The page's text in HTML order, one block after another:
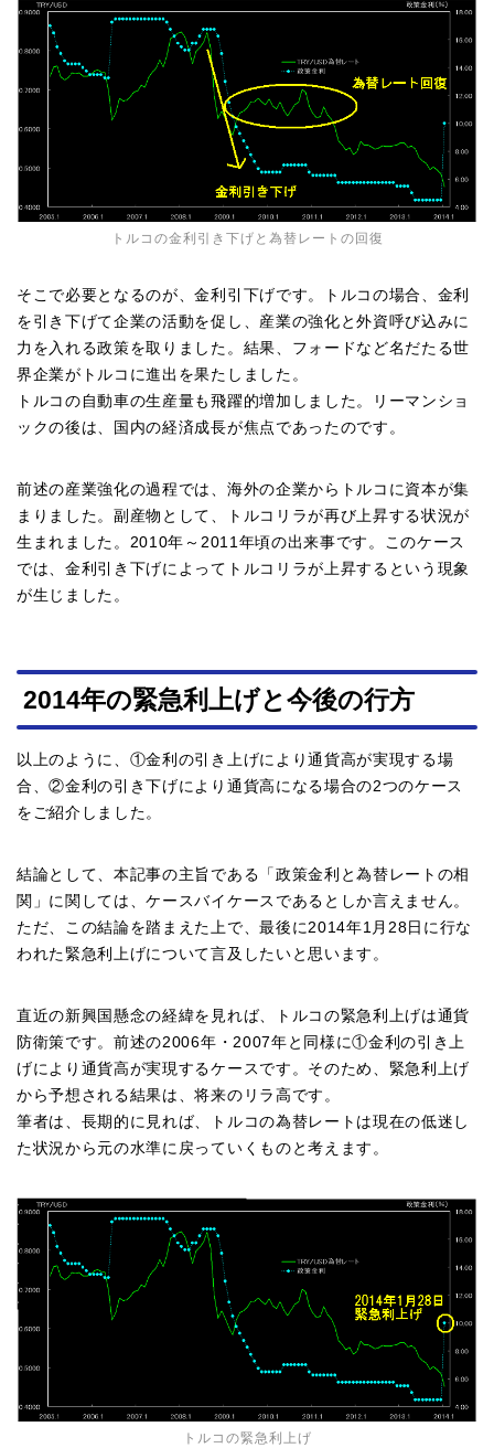
トルコの金利引き下げと為替レートの回復
そこで必要となるのが、金利引下げです。トルコの場合、金利
を引き下げて企業の活動を促し、産業の強化と外資呼び込みに
力を入れる政策を取りました。結果、フォードなど名だたる世
界企業がトルコに進出を果たしました。
トルコの自動車の生産量も飛躍的増加しました。リーマンショ
ックの後は、国内の経済成長が焦点であったのです。
前述の産業強化の過程では、海外の企業からトルコに資本が集
まりました。副産物として、トルコリラが再び上昇する状況が
生まれました。2010年～2011年頃の出来事です。このケース
では、金利引き下げによってトルコリラが上昇するという現象
が生じました。
2014年の緊急利上げと今後の行方
以上のように、①金利の引き上げにより通貨高が実現する場
合、②金利の引き下げにより通貨高になる場合の2つのケース
をご紹介しました。
結論として、本記事の主旨である「政策金利と為替レートの相
関」に関しては、ケースバイケースであるとしか言えません。
ただ、この結論を踏まえた上で、最後に2014年1月28日に行な
われた緊急利上げについて言及したいと思います。
直近の新興国懸念の経緯を見れば、トルコの緊急利上げは通貨
防衛策です。前述の2006年・2007年と同様に①金利の引き上
げにより通貨高が実現するケースです。そのため、緊急利上げ
から予想される結果は、将来のリラ高です。
筆者は、長期的に見れば、トルコの為替レートは現在の低迷し
た状況から元の水準に戻っていくものと考えます。
トルコの緊急利上げ